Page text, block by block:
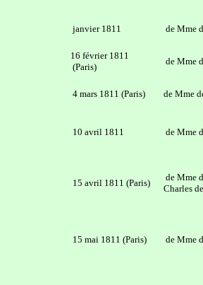
janvier 1811 de Mme
16 février 1811
(Paris)
de Mme
4 mars 1811 (Paris) de Mme
10 avril 1811 de Mme
15 avril 1811 (Paris)
de Mme
Charles
15 mai 1811 (Paris) de Mme